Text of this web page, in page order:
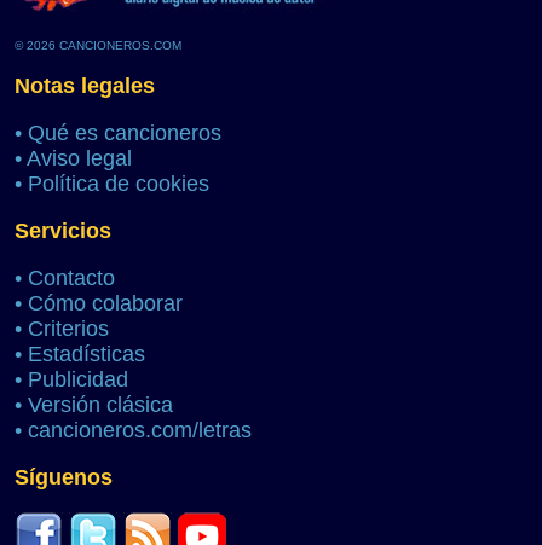
© 2026 CANCIONEROS.COM
Notas legales
• Qué es cancioneros
• Aviso legal
• Política de cookies
Servicios
• Contacto
• Cómo colaborar
• Criterios
• Estadísticas
• Publicidad
• Versión clásica
• cancioneros.com/letras
Síguenos